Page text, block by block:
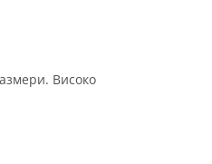
Високо